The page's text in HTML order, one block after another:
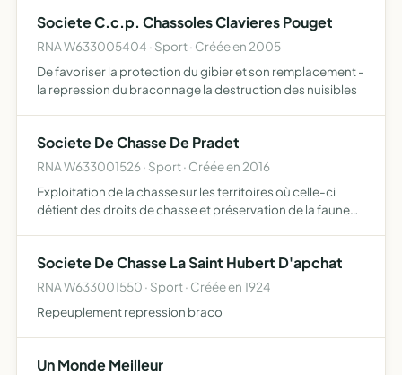
Societe C.c.p. Chassoles Clavieres Pouget
RNA W633005404 · Sport · Créée en 2005
De favoriser la protection du gibier et son remplacement -
la repression du braconnage la destruction des nuisibles
Societe De Chasse De Pradet
RNA W633001526 · Sport · Créée en 2016
Exploitation de la chasse sur les territoires où celle-ci
détient des droits de chasse et préservation de la faune
Societe De Chasse La Saint Hubert D'apchat
RNA W633001550 · Sport · Créée en 1924
Repeuplement repression braco
Un Monde Meilleur